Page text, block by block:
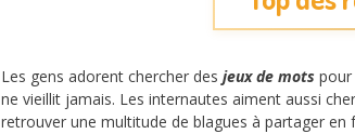
Les gens adorent chercher des jeux de mots pour
ne vieillit jamais. Les internautes aiment aussi
retrouver une multitude de blagues à partager en